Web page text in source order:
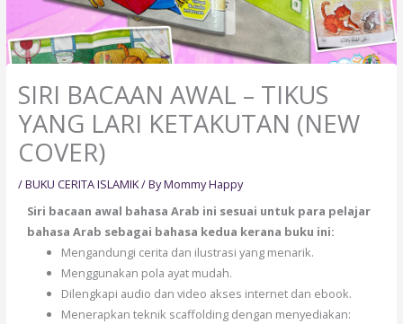
SIRI BACAAN AWAL – TIKUS
YANG LARI KETAKUTAN (NEW
COVER)
/BUKU CERITA ISLAMIK/ ByMommy Happy
Siri bacaan awal bahasa Arab ini sesuai untuk para pelajar
bahasa Arab sebagai bahasa kedua kerana buku ini:
Mengandungi cerita dan ilustrasi yang menarik.
Menggunakan pola ayat mudah.
Dilengkapi audio dan video akses internet dan ebook.
Menerapkan teknik scaffolding dengan menyediakan: